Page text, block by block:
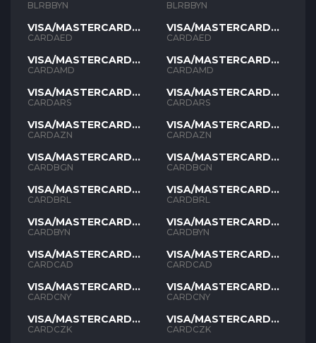
BLRBBYN
VISA/MASTERCARD
AED
CARDAED
VISA/MASTERCARD
AMD
CARDAMD
VISA/MASTERCARD
ARS
CARDARS
VISA/MASTERCARD
AZN
CARDAZN
VISA/MASTERCARD
BGN
CARDBGN
VISA/MASTERCARD
BRL
CARDBRL
VISA/MASTERCARD
BYN
CARDBYN
VISA/MASTERCARD
CAD
CARDCAD
VISA/MASTERCARD
CNY
CARDCNY
VISA/MASTERCARD
CZK
CARDCZK
BLRBBYN
VISA/MASTERCARD
AED
CARDAED
VISA/MASTERCARD
AMD
CARDAMD
VISA/MASTERCARD
ARS
CARDARS
VISA/MASTERCARD
AZN
CARDAZN
VISA/MASTERCARD
BGN
CARDBGN
VISA/MASTERCARD
BRL
CARDBRL
VISA/MASTERCARD
BYN
CARDBYN
VISA/MASTERCARD
CAD
CARDCAD
VISA/MASTERCARD
CNY
CARDCNY
VISA/MASTERCARD
CZK
CARDCZK